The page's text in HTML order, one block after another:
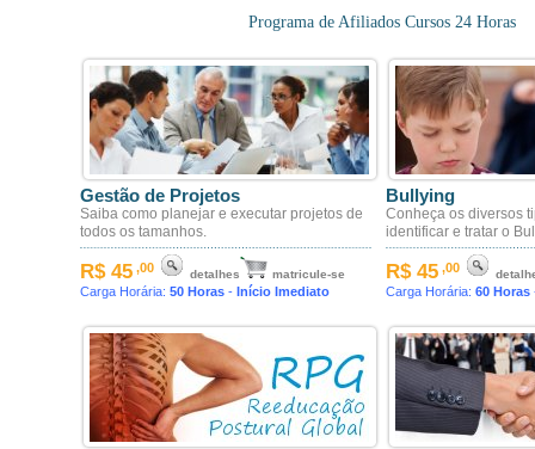
Programa de Afiliados Cursos 24 Horas